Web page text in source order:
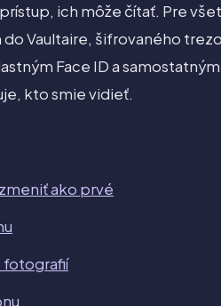
ich môže čítať. Pre
Vaultaire, šifrovaného
Face ID a
kto smie vidieť.
ako prvé
fotografií